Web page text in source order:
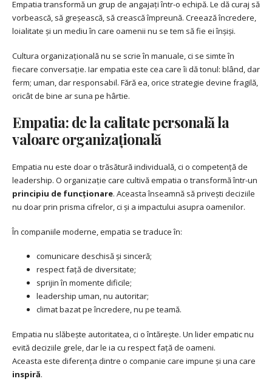
Empatia transformă un grup de angajați într-o echipă. Le dă curaj să
vorbească, să greșească, să crească împreună. Creează încredere,
loialitate și un mediu în care oamenii nu se tem să fie ei înșiși.
Cultura organizațională nu se scrie în manuale, ci se simte în
fiecare conversație. Iar empatia este cea care îi dă tonul: blând, dar
ferm; uman, dar responsabil. Fără ea, orice strategie devine fragilă,
oricât de bine ar suna pe hârtie.
Empatia: de la calitate personală la
valoare organizațională
Empatia nu este doar o trăsătură individuală, ci o competență de
leadership. O organizație care cultivă empatia o transformă într-un
principiu de funcționare. Aceasta înseamnă să privești deciziile
nu doar prin prisma cifrelor, ci și a impactului asupra oamenilor.
În companiile moderne, empatia se traduce în:
comunicare deschisă și sinceră;
respect față de diversitate;
sprijin în momente dificile;
leadership uman, nu autoritar;
climat bazat pe încredere, nu pe teamă.
Empatia nu slăbește autoritatea, ci o întărește. Un lider empatic nu
evită deciziile grele, dar le ia cu respect față de oameni.
Aceasta este diferența dintre o companie care impune și una care
inspiră.